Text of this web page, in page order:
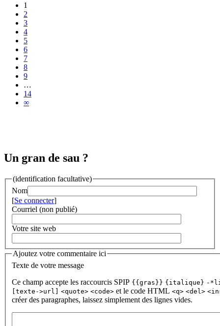
1
2
3
4
5
6
7
8
9
…
14
∞
Un gran de sau ?
(identification facultative)
Nom
[Se connecter]
Courriel (non publié)
Votre site web
Ajoutez votre commentaire ici
Texte de votre message
Ce champ accepte les raccourcis SPIP {{gras}} {italique} -
[texte->url] <quote> <code> et le code HTML <q> <del>
créer des paragraphes, laissez simplement des lignes vides.